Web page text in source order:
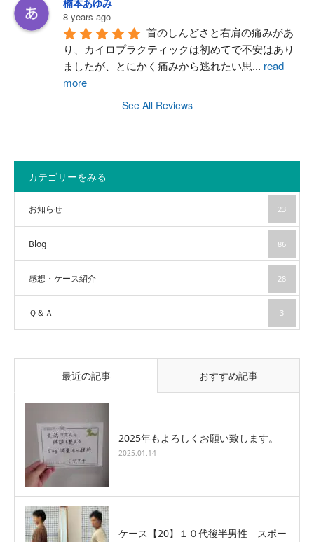
楠本あゆみ
8 years ago
首のしんどさと右肩の痛みがあ
り、カイロプラクティックは初めてで不安はあり
ましたが、とにかく痛みから逃れたい思... read
more
See All Reviews
カテゴリーをみる
お知らせ 23
Blog 86
感想・ケース紹介 28
Ｑ＆Ａ 3
最近の記事 おすすめ記事
2025年もよろしくお願い致します。
2025.01.14
ケース【20】１０代後半男性 スポー